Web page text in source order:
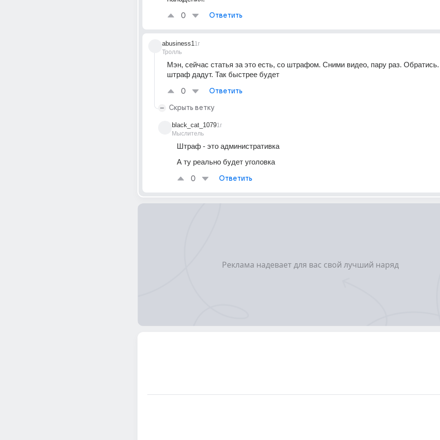
0 Ответить
abusiness1
Тролль
1г
Мэн, сейчас статья за это есть, со штрафом. Сними видео, пару раз.
штраф дадут. Так быстрее будет
0 Ответить
Скрыть ветку
black_cat_1079
Мыслитель
1г
Штраф - это административка
А ту реально будет уголовка
0 Ответить